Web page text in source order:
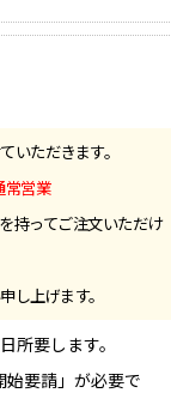
いただきます。
営業
持ってご注文いただけ
し上げます。
所要します。
要請」が必要で